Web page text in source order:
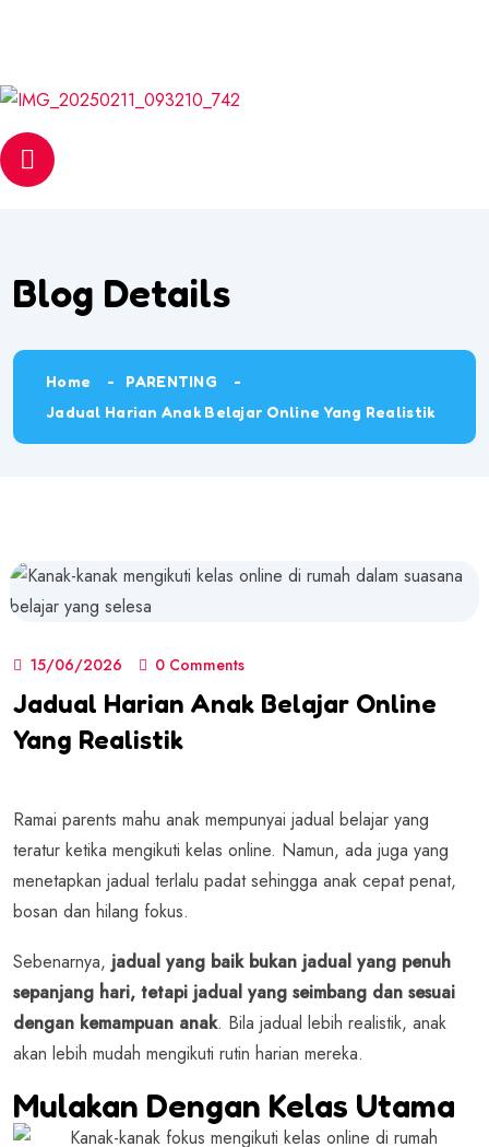
Blog Details
Home
PARENTING
Jadual Harian Anak Belajar Online Yang Realistik
15/06/2026 0 Comments
Jadual Harian Anak Belajar Online
Yang Realistik
Ramai parents mahu anak mempunyai jadual belajar yang
teratur ketika mengikuti kelas online. Namun, ada juga yang
menetapkan jadual terlalu padat sehingga anak cepat penat,
bosan dan hilang fokus.
Sebenarnya, jadual yang baik bukan jadual yang penuh
sepanjang hari, tetapi jadual yang seimbang dan sesuai
dengan kemampuan anak. Bila jadual lebih realistik, anak
akan lebih mudah mengikuti rutin harian mereka.
Mulakan Dengan Kelas Utama